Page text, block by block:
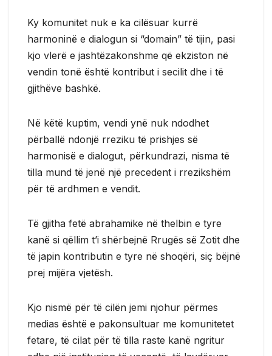
Ky komunitet nuk e ka cilësuar kurrë
harmoninë e dialogun si “domain” të tijin, pasi
kjo vlerë e jashtëzakonshme që ekziston në
vendin tonë është kontribut i secilit dhe i të
gjithëve bashkë.
Në këtë kuptim, vendi ynë nuk ndodhet
përballë ndonjë rreziku të prishjes së
harmonisë e dialogut, përkundrazi, nisma të
tilla mund të jenë një precedent i rrezikshëm
për të ardhmen e vendit.
Të gjitha fetë abrahamike në thelbin e tyre
kanë si qëllim t’i shërbejnë Rrugës së Zotit dhe
të japin kontributin e tyre në shoqëri, siç bëjnë
prej mijëra vjetësh.
Kjo nismë për të cilën jemi njohur përmes
medias është e pakonsultuar me komunitetet
fetare, të cilat për të tilla raste kanë ngritur